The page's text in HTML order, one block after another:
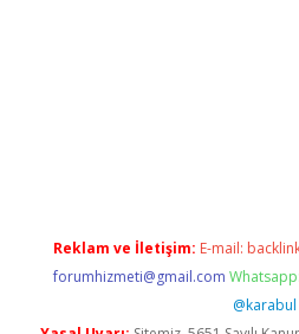
Reklam ve İletişim: E-mail:
forumhizmeti@gmail.com
@karabul